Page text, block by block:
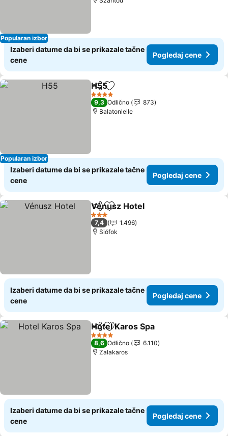
Popularan izbor
Izaberi datume da bi se prikazale tačne
cene
Pogledaj cene
Popularan izbor
Deli Dodati u favorite
H55
4 Zvezdice
9,3 Odlično
873
Balatonlelle
Izaberi datume da bi se prikazale tačne
cene
Pogledaj cene
Deli Dodati u favorite
Vénusz Hotel
3 Zvezdice
7,4
1.496
Siófok
Izaberi datume da bi se prikazale tačne
cene
Pogledaj cene
Deli Dodati u favorite
Hotel Karos Spa
4 Zvezdice
8,6 Odlično
6.110
Zalakaros
Izaberi datume da bi se prikazale tačne
cene
Pogledaj cene